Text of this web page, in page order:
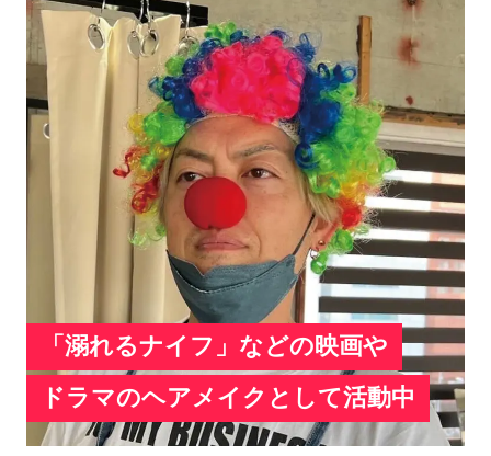
「溺れるナイフ」などの映画や
ドラマのヘアメイクとして活動中